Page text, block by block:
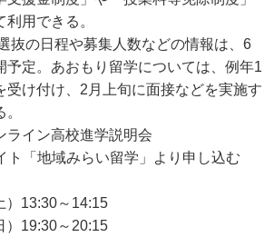
用できる。
抜の日程や募集人数などの情報は、6
予定。あおもり留学については、例年1
受け付け、2月上旬に面接などを実施す
イン高校進学説明会
ト「地域みらい留学」より申し込む
）13:30～14:15
）19:30～20:15